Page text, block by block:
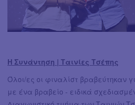
Η Συνάντηση | Ταινίες Τσέπης
Όλοι/ες οι φιναλίστ βραβεύτηκαν
με ένα βραβείο - ειδικά